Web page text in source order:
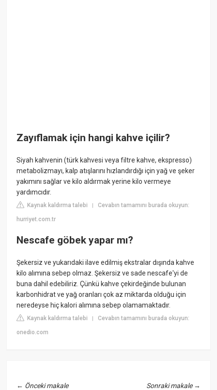
Zayıflamak için hangi kahve içilir?
Siyah kahvenin (türk kahvesi veya filtre kahve, ekspresso)
metabolizmayı, kalp atışlarını hızlandırdığı için yağ ve şeker
yakımını sağlar ve kilo aldırmak yerine kilo vermeye
yardımcıdır.
Kaynak kaldırma talebi |Cevabın tamamını burada okuyun:
hurriyet.com.tr
Nescafe göbek yapar mı?
Şekersiz ve yukarıdaki ilave edilmiş ekstralar dışında kahve
kilo alımına sebep olmaz. Şekersiz ve sade nescafe'yi de
buna dahil edebiliriz. Çünkü kahve çekirdeğinde bulunan
karbonhidrat ve yağ oranları çok az miktarda olduğu için
neredeyse hiç kalori alımına sebep olamamaktadır.
Kaynak kaldırma talebi |Cevabın tamamını burada okuyun:
onedio.com
← Önceki makale Sonraki makale→